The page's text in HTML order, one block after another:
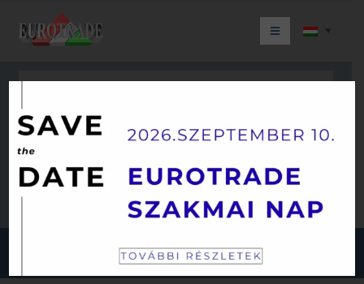
Keresés
JÁRMŰKATEGÓRIÁINK